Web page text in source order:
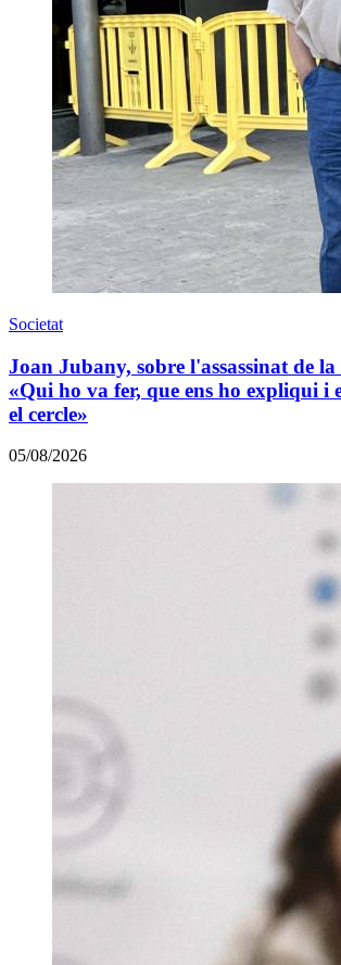
Societat
Joan Jubany, sobre l'assassinat de la
«Qui ho va fer, que ens ho expliqui i
el cercle»
05/08/2026